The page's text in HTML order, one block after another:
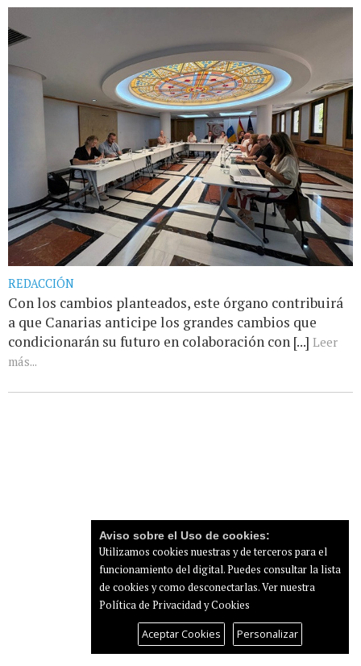
REDACCIÓN
Con los cambios planteados, este órgano contribuirá
a que Canarias anticipe los grandes cambios que
condicionarán su futuro en colaboración con [...] Leer
más...
Aviso sobre el Uso de cookies:
Utilizamos cookies nuestras y de terceros para el
funcionamiento del digital. Puedes consultar la lista
de cookies y como desconectarlas.Ver nuestra
Política de Privacidad y Cookies
Aceptar Cookies Personalizar